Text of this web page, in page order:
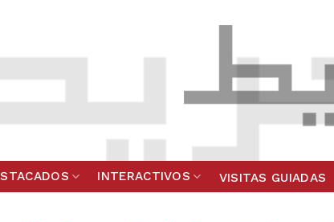
INTERACTIVOS VISITAS GUIADAS